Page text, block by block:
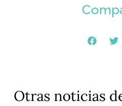
Otras noticias